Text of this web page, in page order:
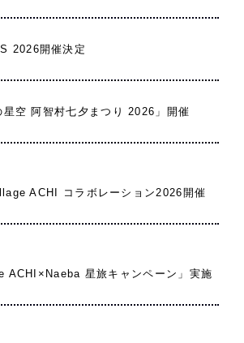
2026開催決定
星空 阿智村七夕まつり 2026」開催
ACHI コラボレーション2026開催
ACHI×Naeba 星旅キャンペーン」実施